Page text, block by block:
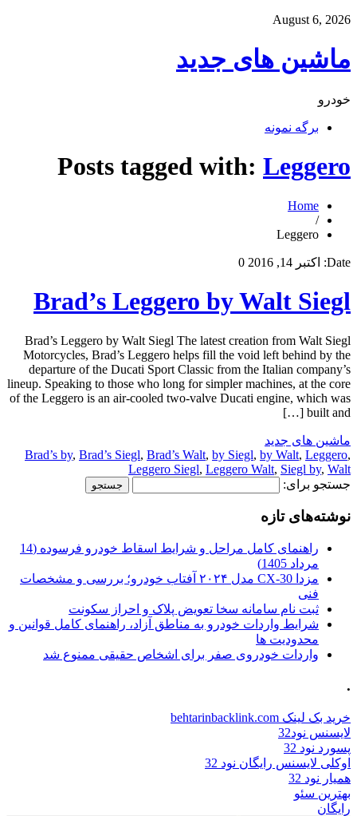
August 6, 2026
ماشین های جدید
خودرو
برگه نمونه
Posts tagged with: Leggero
Home
/
Leggero
Date: اکتبر 14, 2016 0
Brad’s Leggero by Walt Siegl
Brad’s Leggero by Walt Siegl The latest creation from Walt Siegl
Motorcycles, Brad’s Leggero helps fill the void left behind by the
departure of the Ducati Sport Classic from the Italian company’s
lineup. Speaking to those who long for simpler machines, at the core
of the Leggero is an air-cooled two-valve Ducati engine, which was
built and […]
ماشین های جدید
Brad’s by, Brad’s Siegl, Brad’s Walt, by Siegl, by Walt, Leggero,
Leggero Siegl, Leggero Walt, Siegl by, Walt
جستجو برای:
نوشته‌های تازه
راهنمای کامل مراحل و شرایط اسقاط خودرو فرسوده (14
مرداد 1405)
مزدا CX-30 مدل ۲۰۲۴ آفتاب خودرو؛ بررسی و مشخصات
فنی
ثبت نام سامانه سخا تعویض پلاک و احراز سکونت
شرایط واردات خودرو به مناطق آزاد، راهنمای کامل قوانین و
محدودیت ها
واردات خودروی صفر برای اشخاص حقیقی ممنوع شد
.
خرید بک لینک behtarinbacklink.com
لایسنس نود32
پسورد نود 32
اوکلی لایسنس رایگان نود 32
همیار نود 32
بهترین سئو
رایگان